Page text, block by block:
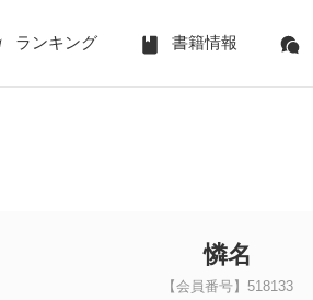
ランキング 書籍情報
憐名
【会員番号】518133